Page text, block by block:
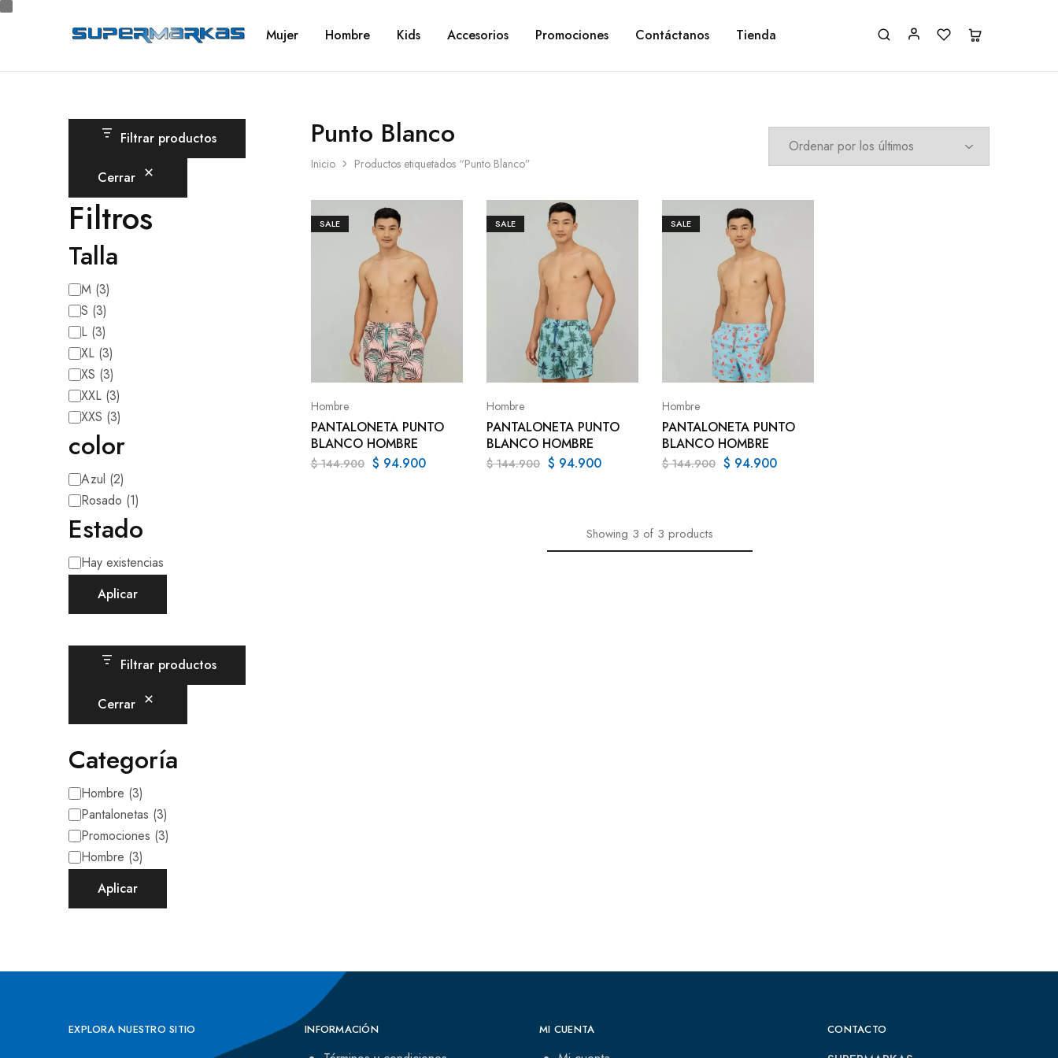
SuperMarkas
Ropa
Envío
Mujer Hombre Kids Accesorios Promociones Contáctanos Tienda
Punto Blanco
Inicio Productos etiquetados “Punto Blanco”
SALE
Hombre
PANTALONETA PUNTO
BLANCO HOMBRE
$144.900 $ 94.900
SALE
Hombre
PANTALONETA PUNTO
BLANCO HOMBRE
$144.900 $ 94.900
SALE
Hombre
PANTALONETA PUNTO
BLANCO HOMBRE
$144.900 $ 94.900
Showing 3of 3products
Filtrar productos
Cerrar
Filtros
Talla
M (3)
S (3)
L (3)
XL (3)
XS (3)
XXL (3)
XXS (3)
color
Azul (2)
Rosado (1)
Estado
Hay existencias
Aplicar
Filtrar productos
Cerrar
Categoría
Hombre (3)
Pantalonetas (3)
Promociones (3)
Hombre (3)
Aplicar
EXPLORA NUESTRO SITIO INFORMACIÓN MI CUENTA CONTACTO